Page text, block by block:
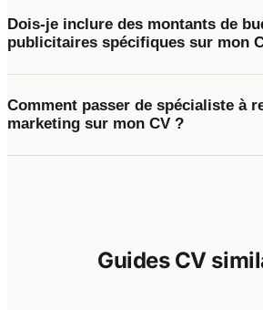
Dois-je inclure des montants de
publicitaires spécifiques sur mon
Comment passer de spécialiste à
marketing sur mon CV ?
Guides CV